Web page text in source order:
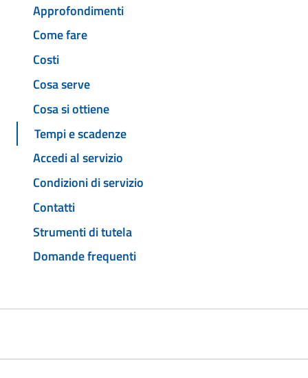
Approfondimenti
Come fare
Costi
Cosa serve
Cosa si ottiene
Tempi e scadenze
Accedi al servizio
Condizioni di servizio
Contatti
Strumenti di tutela
Domande frequenti